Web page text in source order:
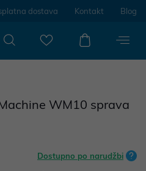
dostava Kontakt Blog
WM10 sprava
Dostupno po narudžbi